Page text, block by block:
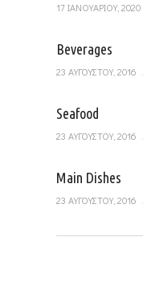
17 ΙΑΝΟΥΑΡΊΟΥ, 2020
Beverages
23 ΑΥΓΟΎΣΤΟΥ, 2016
Seafood
23 ΑΥΓΟΎΣΤΟΥ, 2016
Main Dishes
23 ΑΥΓΟΎΣΤΟΥ, 2016